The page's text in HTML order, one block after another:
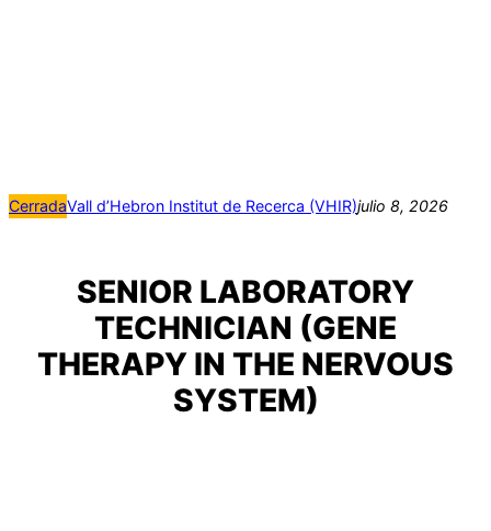
CerradaVall d’Hebron Institut de Recerca (VHIR)julio 8, 2026
SENIOR LABORATORY
TECHNICIAN (GENE
THERAPY IN THE NERVOUS
SYSTEM)